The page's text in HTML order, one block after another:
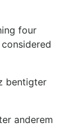
four
bentigter
anderem